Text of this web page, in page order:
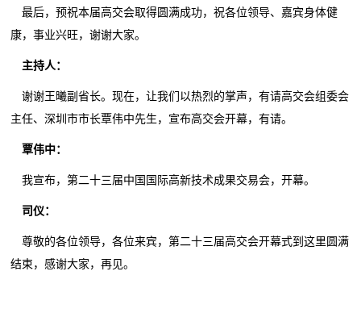
最后，预祝本届高交会取得圆满成功，祝各位领导、嘉宾身体健
康，事业兴旺，谢谢大家。
主持人：
谢谢王曦副省长。现在，让我们以热烈的掌声，有请高交会组委会
主任、深圳市市长覃伟中先生，宣布高交会开幕，有请。
覃伟中：
我宣布，第二十三届中国国际高新技术成果交易会，开幕。
司仪：
尊敬的各位领导，各位来宾，第二十三届高交会开幕式到这里圆满
结束，感谢大家，再见。